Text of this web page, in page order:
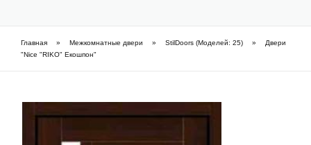
Часті питання про приховані двері (FAQ)
Як підібрати приховані двері
Вы здесь
Главная » Межкомнатные двери » StilDoors (Моделей: 25) »
Двери
"Nice "RIKO" Екошпон"